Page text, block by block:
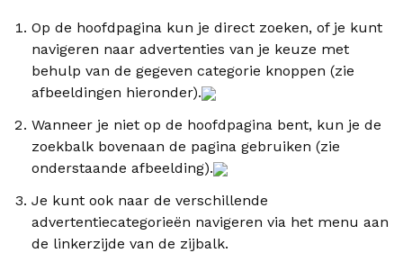
Op de hoofdpagina kun je direct zoeken, of je kunt
navigeren naar advertenties van je keuze met
behulp van de gegeven categorie knoppen (zie
afbeeldingen hieronder).
Wanneer je niet op de hoofdpagina bent, kun je de
zoekbalk bovenaan de pagina gebruiken (zie
onderstaande afbeelding).
Je kunt ook naar de verschillende
advertentiecategorieën navigeren via het menu aan
de linkerzijde van de zijbalk.